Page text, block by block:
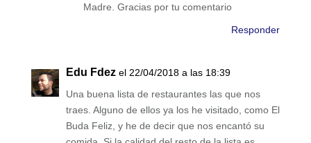
Madre. Gracias por tu comentario
Responder
Edu Fdez el 22/04/2018 a las 18:39
Una buena lista de restaurantes las que nos
traes. Alguno de ellos ya los he visitado, como El
Buda Feliz, y he de decir que nos encantó su